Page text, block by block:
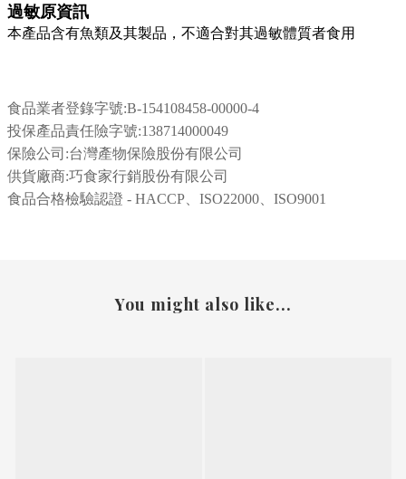
過敏原資訊
本產品含有魚類及其製品，不適合對其過敏體質者食用
食品業者登錄字號:B-154108458-00000-4
投保產品責任險字號:138714000049
保險公司:台灣產物保險股份有限公司
供貨廠商:巧食家行銷股份有限公司
食品合格檢驗認證 - HACCP、ISO22000、ISO9001
You might also like...